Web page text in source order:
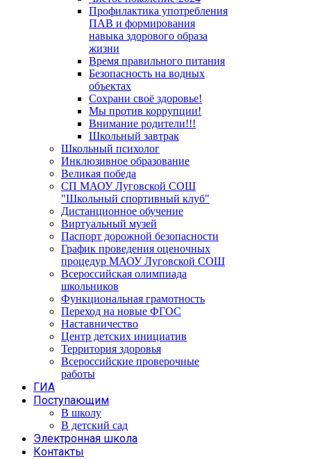
Профилактика употребления
ПАВ и формирования
навыка здорового образа
жизни
Время правильного питания
Безопасность на водных
объектах
Сохрани своё здоровье!
Мы против коррупции!
Внимание родители!!!
Школьный завтрак
Школьный психолог
Инклюзивное образование
Великая победа
СП МАОУ Луговской СОШ
"Школьный спортивный клуб"
Дистанционное обучение
Виртуальный музей
Паспорт дорожной безопасности
График проведения оценочных
процедур МАОУ Луговской СОШ
Всероссийская олимпиада
школьников
Функциональная грамотность
Переход на новые ФГОС
Наставничество
Центр детских инициатив
Территория здоровья
Всероссийские проверочные
работы
ГИА
Поступающим
В школу
В детский сад
Электронная школа
Контакты